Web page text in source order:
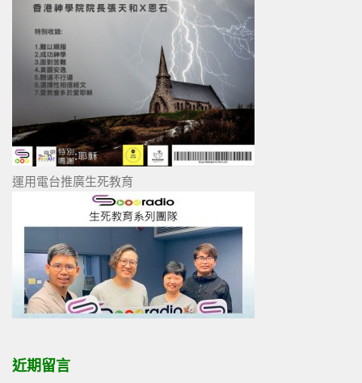
運用電台推廣生死教育
近期留言